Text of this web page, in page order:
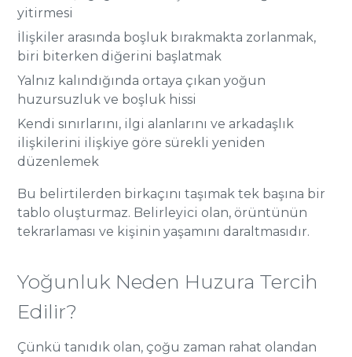
yitirmesi
İlişkiler arasında boşluk bırakmakta zorlanmak,
biri biterken diğerini başlatmak
Yalnız kalındığında ortaya çıkan yoğun
huzursuzluk ve boşluk hissi
Kendi sınırlarını, ilgi alanlarını ve arkadaşlık
ilişkilerini ilişkiye göre sürekli yeniden
düzenlemek
Bu belirtilerden birkaçını taşımak tek başına bir
tablo oluşturmaz. Belirleyici olan, örüntünün
tekrarlaması ve kişinin yaşamını daraltmasıdır.
Yoğunluk Neden Huzura Tercih
Edilir?
Çünkü tanıdık olan, çoğu zaman rahat olandan